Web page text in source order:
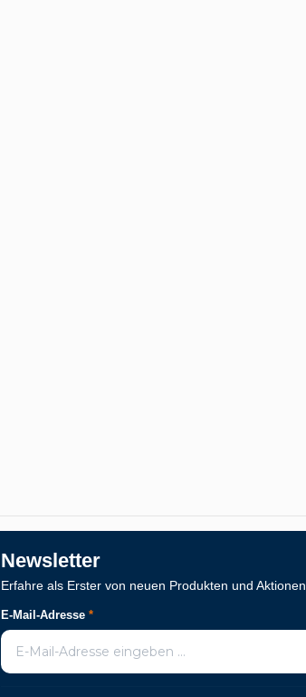
Newsletter
Erfahre als Erster von neuen Produkten und Aktionen
E-Mail-Adresse *